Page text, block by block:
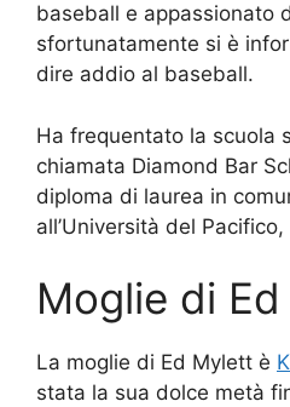
baseball e appassionato
sfortunatamente si è
dire addio al baseball.
Ha frequentato la scuola
chiamata Diamond Bar
diploma di laurea in
all’Università del
Moglie di
La moglie di Ed Mylett è
stata la sua dolce metà